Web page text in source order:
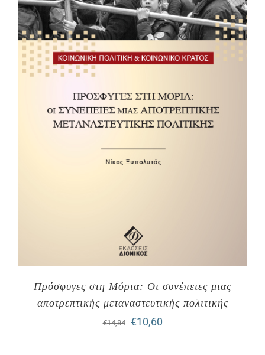
Πρόσφυγες στη Μόρια: Οι συνέπειες μιας
αποτρεπτικής μεταναστευτικής πολιτικής
€14,84
Original
€10,60Η